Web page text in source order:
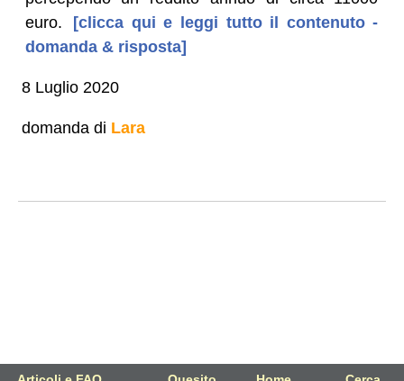
euro.
[clicca qui e leggi tutto il contenuto -
domanda & risposta]
8 Luglio 2020
domanda di Lara